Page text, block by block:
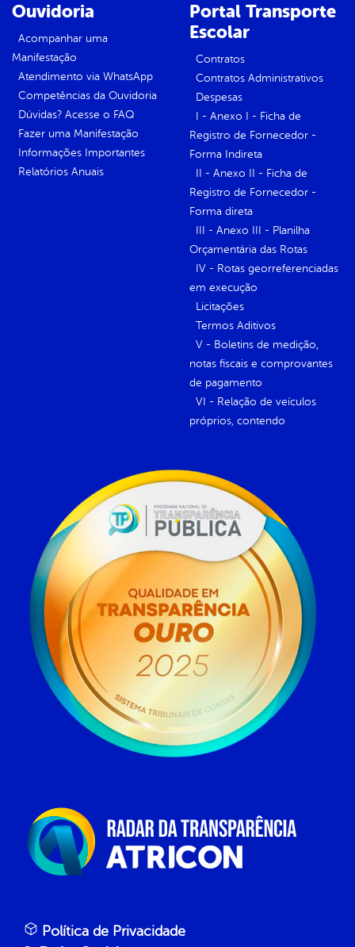
Ouvidoria
Acompanhar uma
Manifestação
Atendimento via WhatsApp
Competências da Ouvidoria
Dúvidas? Acesse o FAQ
Fazer uma Manifestação
Informações Importantes
Relatórios Anuais
Portal Transporte
Escolar
Contratos
Contratos Administrativos
Despesas
I - Anexo I - Ficha de
Registro de Fornecedor -
Forma Indireta
II - Anexo II - Ficha de
Registro de Fornecedor -
Forma direta
III - Anexo III - Planilha
Orçamentária das Rotas
IV - Rotas georreferenciadas
em execução
Licitações
Termos Aditivos
V - Boletins de medição,
notas fiscais e comprovantes
de pagamento
VI - Relação de veículos
próprios, contendo
Política de Privacidade